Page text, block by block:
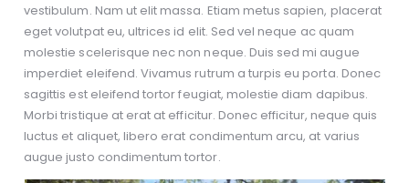
vestibulum. Nam ut elit massa. Etiam metus sapien, placerat
eget volutpat eu, ultrices id elit. Sed vel neque ac quam
molestie scelerisque nec non neque. Duis sed mi augue
imperdiet eleifend. Vivamus rutrum a turpis eu porta. Donec
sagittis est eleifend tortor feugiat, molestie diam dapibus.
Morbi tristique at erat at efficitur. Donec efficitur, neque quis
luctus et aliquet, libero erat condimentum arcu, at varius
augue justo condimentum tortor.